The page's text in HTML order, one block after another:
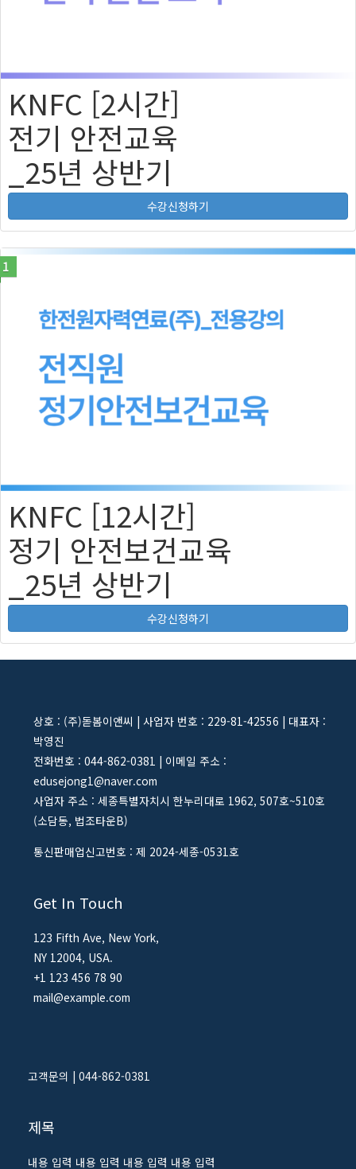
KNFC [2시간]
전기 안전교육
_25년 상반기
수강신청하기
1
KNFC [12시간]
정기 안전보건교육
_25년 상반기
수강신청하기
상호 : (주)돋봄이앤씨 | 사업자 번호 : 229-81-42556 | 대표자 :
박영진
전화번호 : 044-862-0381 | 이메일 주소 :
edusejong1@naver.com
사업자 주소 : 세종특별자치시 한누리대로 1962, 507호~510호
(소담동, 법조타운B)
통신판매업신고번호 : 제 2024-세종-0531호
Get In Touch
123 Fifth Ave, New York,
NY 12004, USA.
+1 123 456 78 90
mail@example.com
고객문의 | 044-862-0381
제목
내용 입력 내용 입력 내용 입력 내용 입력